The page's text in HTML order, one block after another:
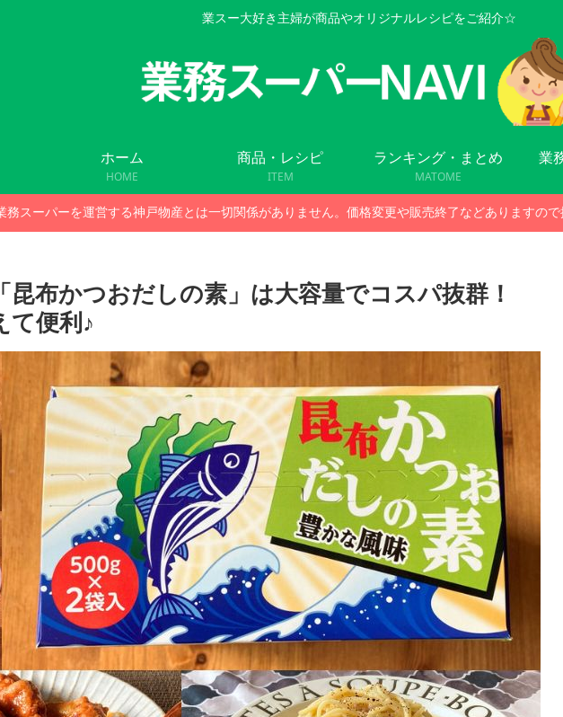
業スー大好き主婦が商品やオリジナルレシピをご紹介☆
ホーム
HOME
商品・レシピ
ITEM
ランキング・まとめ
MATOME
業
務スーパーを運営する神戸物産とは一切関係がありません。価格変更や販売終了などありますので
昆布かつおだしの素」は大容量でコスパ抜群！
て便利♪